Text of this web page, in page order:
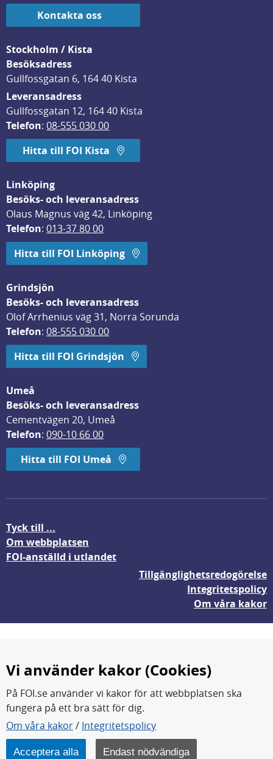
Kontakta oss
Stockholm / Kista
Besöksadress
Gullfossgatan 6, 164 40 Kista
Leveransadress
Gullfossgatan 12, 164 40 Kista
Telefon: 08-555 030 00
Hitta till FOI Kista
Linköping
Besöks- och leveransadress
Olaus Magnus väg 42, Linköping
Telefon: 013-37 80 00
Hitta till FOI Linköping
Grindsjön
Besöks- och leveransadress
Olof Arrhenius väg 31, Norra Sorunda
Telefon: 08-555 030 00
Hitta till FOI Grindsjön
Umeå
Besöks- och leveransadress
Cementvägen 20, Umeå
Telefon: 090-10 66 00
Hitta till FOI Umeå
Tyck till ...
Om webbplatsen
FOI-anställd i utlandet
Tillgänglighetsredogörelse
Integritetspolicy
Om våra kakor
FOI forskar för en säkrare värld.
FOI:s kärnverksamhet är forskning, metod- och
teknikutveckling samt analyser och studier.
Vi använder kakor (Cookies)
På FOI.se använder vi kakor för att webbplatsen ska
fungera på ett bra sätt för dig.
Om våra kakor/ Integritetspolicy
Acceptera alla Endast nödvändiga